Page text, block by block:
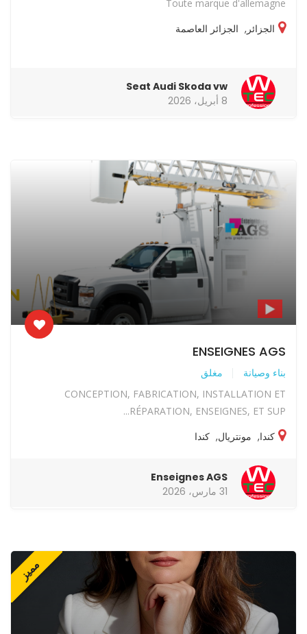
Toute marque d'allemagne
الجزائر , الجزائر العاصمة
Seat Audi Skoda vw
8 أبريل، 2026
ENSEIGNES AGS
بناء وصيانة مغلق
CONCEPTION, FABRICATION, INSTALLATION ET
RÉPARATION, ENSEIGNES, ET SUP...
كندا, مونتريال, كندا
Enseignes AGS
31 مارس، 2026
مميز